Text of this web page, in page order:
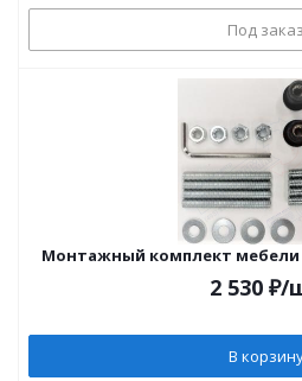
Под заказ
Монтажный комплект мебели
2 530 ₽/
В